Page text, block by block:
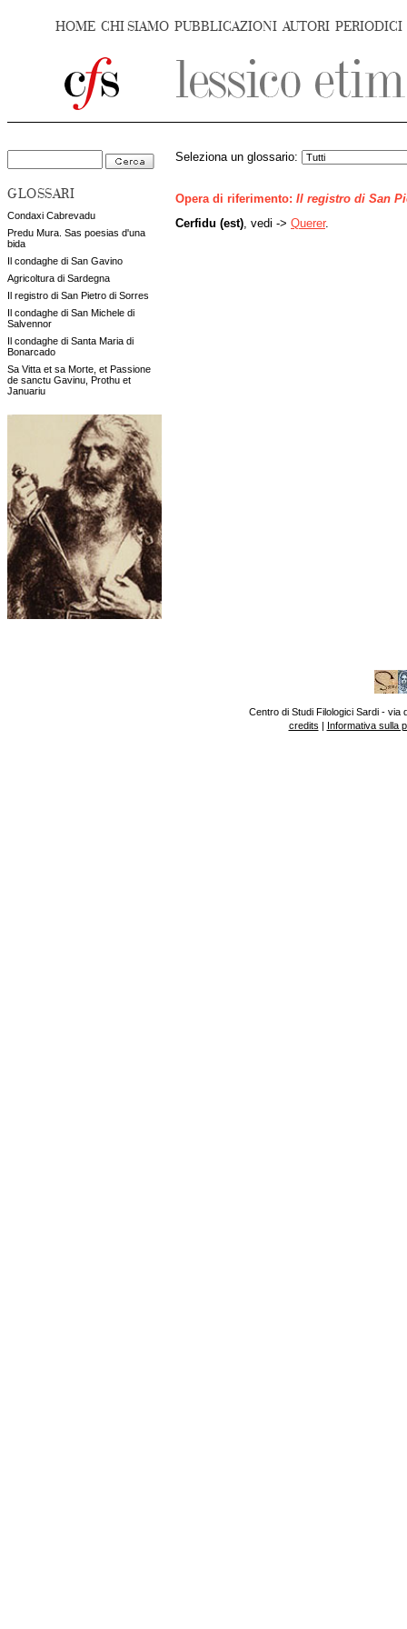
HOME CHI SIAMO PUBBLICAZIONI AUTORI PERIODICI
GLOSSARI
Condaxi Cabrevadu
Predu Mura. Sas poesias d'una
bida
Il condaghe di San Gavino
Agricoltura di Sardegna
Il registro di San Pietro di Sorres
Il condaghe di San Michele di
Salvennor
Il condaghe di Santa Maria di
Bonarcado
Sa Vitta et sa Morte, et Passione
de sanctu Gavinu, Prothu et
Januariu
Seleziona un glossario:
Opera di riferimento: Il registro di San
Cerfidu (est) , vedi -> Querer.
Centro di Studi Filologici Sardi - via
credits | Informativa sulla